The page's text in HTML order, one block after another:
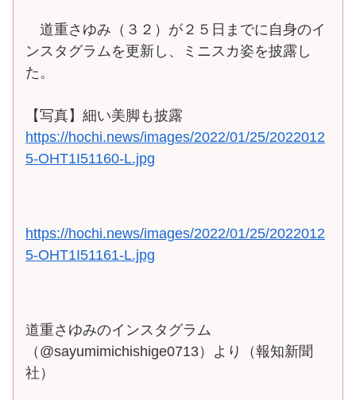
道重さゆみ（３２）が２５日までに自身のイ
ンスタグラムを更新し、ミニスカ姿を披露し
た。
【写真】細い美脚も披露
https://hochi.news/images/2022/01/25/2022012
5-OHT1I51160-L.jpg
https://hochi.news/images/2022/01/25/2022012
5-OHT1I51161-L.jpg
道重さゆみのインスタグラム
（@sayumimichishige0713）より（報知新聞
社）